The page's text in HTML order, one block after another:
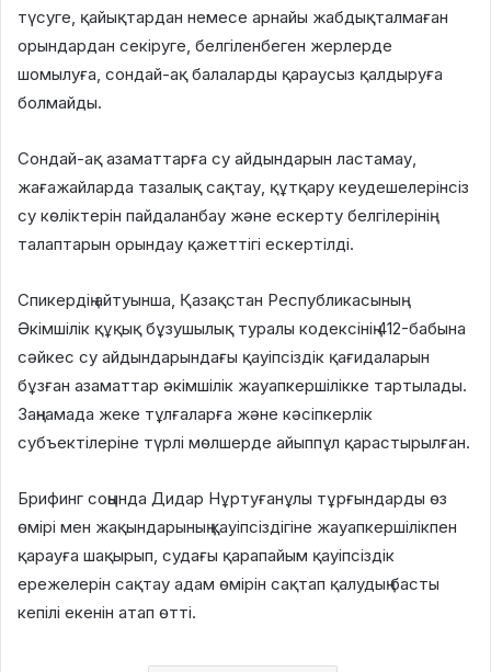
түсуге, қайықтардан немесе арнайы жабдықталмаған
орындардан секіруге, белгіленбеген жерлерде
шомылуға, сондай-ақ балаларды қараусыз қалдыруға
болмайды.
Сондай-ақ азаматтарға су айдындарын ластамау,
жағажайларда тазалық сақтау, құтқару кеудешелерінсіз
су көліктерін пайдаланбау және ескерту белгілерінің
талаптарын орындау қажеттігі ескертілді.
Спикердің айтуынша, Қазақстан Республикасының
Әкімшілік құқық бұзушылық туралы кодексінің 412-бабына
сәйкес су айдындарындағы қауіпсіздік қағидаларын
бұзған азаматтар әкімшілік жауапкершілікке тартылады.
Заңнамада жеке тұлғаларға және кәсіпкерлік
субъектілеріне түрлі мөлшерде айыппұл қарастырылған.
Брифинг соңында Дидар Нұртуғанұлы тұрғындарды өз
өмірі мен жақындарының қауіпсіздігіне жауапкершілікпен
қарауға шақырып, судағы қарапайым қауіпсіздік
ережелерін сақтау адам өмірін сақтап қалудың басты
кепілі екенін атап өтті.